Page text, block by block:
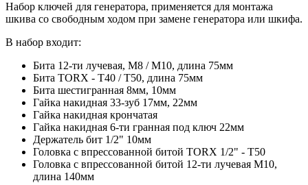
Набор ключей для генератора, применяется для монтажа
шкива со свободным ходом при замене генератора или шкифа.
В набор входит:
Бита 12-ти лучевая, М8 / М10, длина 75мм
Бита TORX - T40 / T50, длина 75мм
Бита шестигранная 8мм, 10мм
Гайка накидная 33-зуб 17мм, 22мм
Гайка накидная крончатая
Гайка накидная 6-ти гранная под ключ 22мм
Держатель бит 1/2" 10мм
Головка с впрессованной битой TORX 1/2" - T50
Головка с впрессованной битой 12-ти лучевая M10,
длина 140мм